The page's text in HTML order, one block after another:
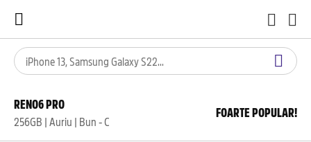
RENO6 PRO
256GB | Auriu | Bun - C
FOARTE POPULAR!